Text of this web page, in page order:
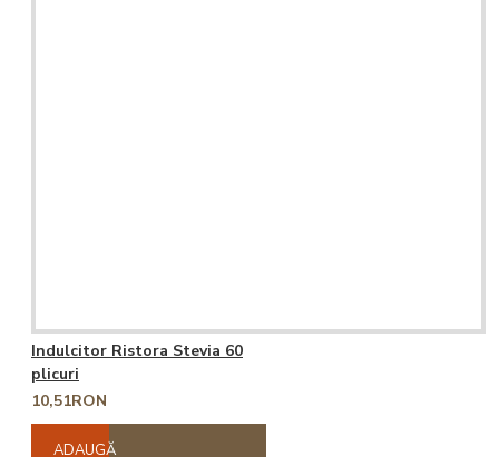
Indulcitor Ristora Stevia 60
plicuri
10,51RON
ADAUGĂ